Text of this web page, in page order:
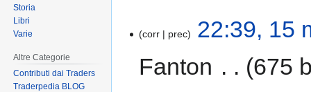
corr prec
22:39, 15
Fanton
675
Storia
Libri
Varie
Altre Categorie
Contributi dai Traders
Traderpedia BLOG